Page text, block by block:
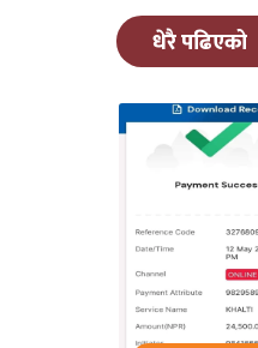
धेरै पढिएको